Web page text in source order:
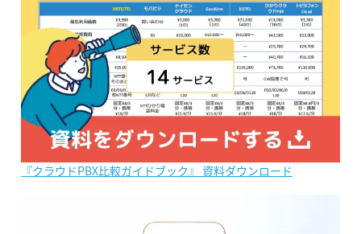
『クラウドPBX比較ガイドブック』 資料ダウンロード